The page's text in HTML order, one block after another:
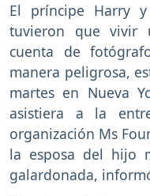
El príncipe Harry
tuvieron que vivir
cuenta de
manera peligrosa,
martes en Nueva
asistiera a la
organización Ms
la esposa del hijo
galardonada,